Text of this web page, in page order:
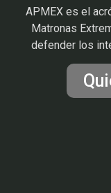
APMEX es el
Matronas
defender los